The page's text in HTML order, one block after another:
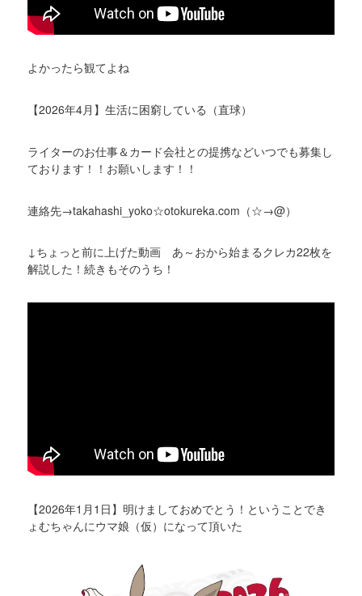
よかったら観てよね
【2026年4月】生活に困窮している（直球）
ライターのお仕事＆カード会社との提携などいつでも募集し
ております！！お願いします！！
連絡先→takahashi_yoko☆otokureka.com（☆→@）
↓ちょっと前に上げた動画 あ～おから始まるクレカ22枚を
解説した！続きもそのうち！
【2026年1月1日】明けましておめでとう！ということでき
ょむちゃんにウマ娘（仮）になって頂いた